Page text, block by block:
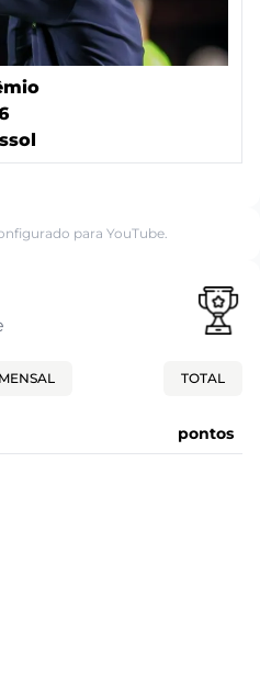
para YouTube.
MENSAL TOTAL
pontos